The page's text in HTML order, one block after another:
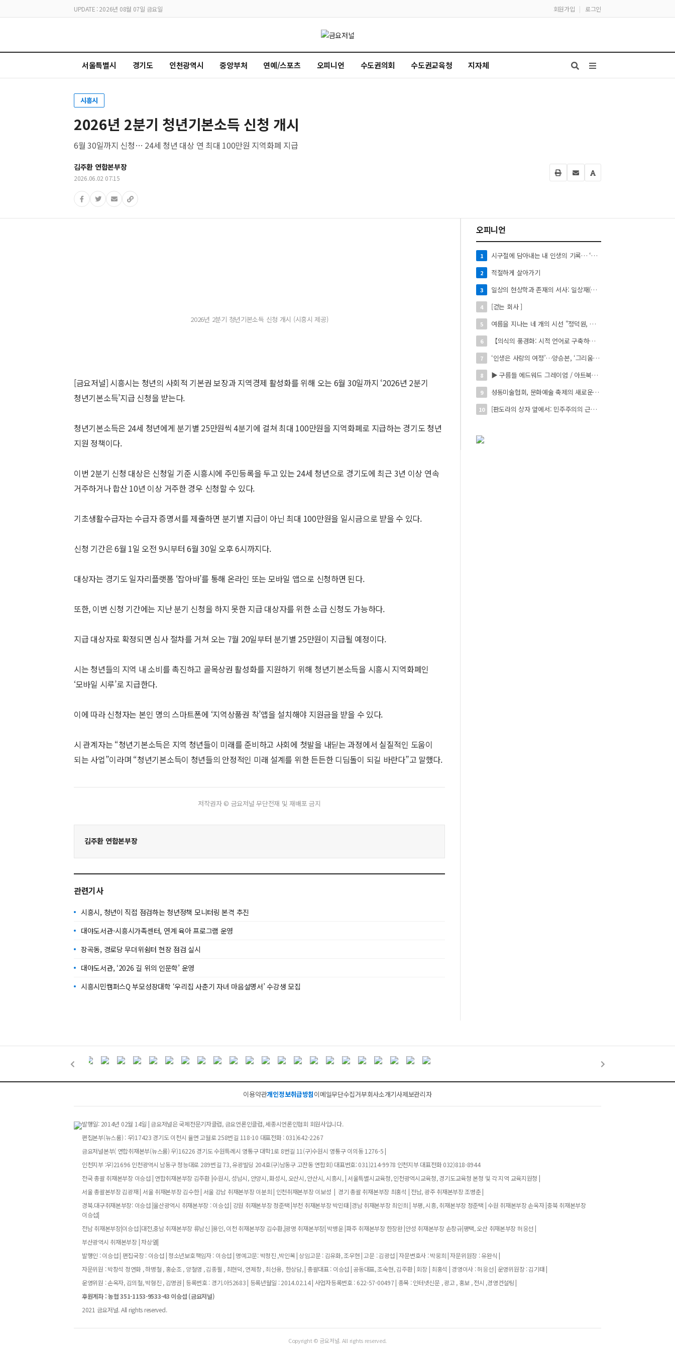
UPDATE : 2026년 08월 07일 금요일 회원가입 | 로그인
서울특별시 경기도 인천광역시 중앙부처 연예/스포츠 오피니언 수도권의회 수도권교육청 지자체
시흥시
2026년 2분기 청년기본소득 신청 개시
6월 30일까지 신청… 24세 청년 대상 연 최대 100만원 지역화폐 지급
김주환 연합본부장
2026.06.02 07:15
2026년 2분기 청년기본소득 신청 개시 (시흥시 제공)
[금요저널] 시흥시는 청년의 사회적 기본권 보장과 지역경제 활성화를 위해 오는 6월 30일까지 ‘2026년 2분기
청년기본소득’지급 신청을 받는다.
청년기본소득은 24세 청년에게 분기별 25만원씩 4분기에 걸쳐 최대 100만원을 지역화폐로 지급하는 경기도 청년
지원 정책이다.
이번 2분기 신청 대상은 신청일 기준 시흥시에 주민등록을 두고 있는 24세 청년으로 경기도에 최근 3년 이상 연속
거주하거나 합산 10년 이상 거주한 경우 신청할 수 있다.
기초생활수급자는 수급자 증명서를 제출하면 분기별 지급이 아닌 최대 100만원을 일시금으로 받을 수 있다.
신청 기간은 6월 1일 오전 9시부터 6월 30일 오후 6시까지다.
대상자는 경기도 일자리플랫폼 ‘잡아바’를 통해 온라인 또는 모바일 앱으로 신청하면 된다.
또한, 이번 신청 기간에는 지난 분기 신청을 하지 못한 지급 대상자를 위한 소급 신청도 가능하다.
지급 대상자로 확정되면 심사 절차를 거쳐 오는 7월 20일부터 분기별 25만원이 지급될 예정이다.
시는 청년들의 지역 내 소비를 촉진하고 골목상권 활성화를 지원하기 위해 청년기본소득을 시흥시 지역화폐인
‘모바일 시루’로 지급한다.
이에 따라 신청자는 본인 명의 스마트폰에 ‘지역상품권 착’앱을 설치해야 지원금을 받을 수 있다.
시 관계자는 “청년기본소득은 지역 청년들이 미래를 준비하고 사회에 첫발을 내딛는 과정에서 실질적인 도움이
되는 사업”이라며 “청년기본소득이 청년들의 안정적인 미래 설계를 위한 든든한 디딤돌이 되길 바란다”고 말했다.
저작권자 © 금요저널 무단전재 및 재배포 금지
김주환 연합본부장
관련기사
시흥시, 청년이 직접 점검하는 청년정책 모니터링 본격 추진
대야도서관-시흥시가족센터, 연계 육아 프로그램 운영
장곡동, 경로당 무더위쉼터 현장 점검 실시
대야도서관, ‘2026 길 위의 인문학’ 운영
시흥시민캠퍼스Q 부모성장대학 ‘우리집 사춘기 자녀 마음설명서’ 수강생 모집
오피니언
1 시구절에 담아내는 내 인생의 기록… ‘시로 쓰는 자서전’
2 적절하게 살아가기
3 일상의 현상학과 존재의 서사: 일상재(日常材)의 시적 환치와 자아 성찰】
4 [걷는 회사 ]
5 여름을 지나는 네 개의 시선 "정덕원, 나지윤, 민선홍, 정윤하 작가" 4인 展
6 【의식의 풍경화: 시적 언어로 구축하는 실존의 미학】
7 ‘인생은 사랑의 여정’…양승본, ‘그리움의 빛’
8 ▶ 구름들 에드워드 그레이엄 / 아트북스 / 288쪽
9 성동미술협회, 문화예술 축제의 새로운 시작 ‘2026 서울숲 국제 아트 페스타’ 개최
10 [판도라의 상자 앞에서: 민주주의의 근원을 묻다]
이용약관개인정보취급방침이메일무단수집거부회사소개기사제보관리자
발행일: 2014년 02월 14일 | 금요저널은 국제전문기자클럽, 금요언론인클럽, 세종시언론인협회 회원사입니다.
편집본부(뉴스룸) : 우)17423 경기도 이천시 율면 고월로 258번길 118-10 대표전화 : 031)642-2267
금요저널본부( 연합취재본부(뉴스룸) 우)16226 경기도 수원특례시 영통구 대학1로 8번길 11(구)수원시 영통구 이의동 1276-5 |
인천지부 :우)21696 인천광역시 남동구 청능대로 289번길 73, 유광빌딩 204호(구)남동구 고잔동 연합회) 대표번호: 031)214-9978 인천지부 대표전화 032)818-8944
전국 총괄 취재본부장 이승섭 | 연합취재본부장 김주환 |수원시, 성남시, 안양시, 화성시, 오산시, 안산시, 시흥시, | 서울특별시교육청, 인천광역시교육청, 경기도교육청 본청 및 각 지역 교육지원청 |
서울 총괄본부장 김광재 | 서울 취재본부장 김수한 | 서울 강남 취재본부장 이분희 | 인천취재본부장 이보성 | 경기 총괄 취재본부장 최홍석 | 전남, 광주 취재본부장 조병춘 |
경북.대구취재본부장: 이승섭 |울산광역시 취재본부장 : 이승섭 | 강원 취재본부장 정준택 |부천 취재본부장 박민태 |경남 취재본부장 최인희 | 부평, 시흥, 취재본부장 정준택 | 수원 취재본부장 손옥자 |충북 취재본부장
이승섭|
전남 취재본부장|이승섭 |대전,충남 취재본부장 류남신 |용인, 이천 취재본부장 김수환,|광명 취재본부장| 박병윤 |파주 취재본부장 한장완 |안성 취재본부장 손창규|평택, 오산 취재본부장 허응선 |
부산광역시 취재본부장 | 차상열|
발행인 : 이승섭 | 편집국장 : 이승섭 | 청소년보호책임자 : 이승섭 | 명예고문: 박정진 ,박인복 | 상임고문 : 김유화, 조우현 | 고문 : 김광섭 | 자문변호사 : 박웅희 | 자문위원장 : 유완식 |
자문위원 : 박창석 정연화 , 하병철 , 홍순조 , 양철영 , 김종필 , 최현덕, 연제창 , 최선용, 한상담, | 총괄대표 : 이승섭 | 공동대표, 조숙현, 김주환 | 회장 | 최홍석 | 경영이사 : 허응선 | 운영위원장 : 김기태 |
운영위원 : 손옥자, 김의철, 박형진 , 김명권 | 등록번호 : 경기.아52683 | 등록년월일 : 2014.02.14 | 사업자등록번호 : 622-57-00497 | 종목 : 인터넷신문 , 광고 , 홍보 , 전시 ,경영컨설팅 |
후원계좌 : 농협 351-1153-9533-43 이승섭 (금요저널)
2021 금요저널. All rights reserved.
Copyright © 금요저널. All rights reserved.